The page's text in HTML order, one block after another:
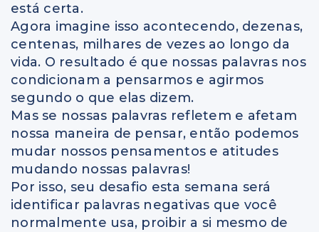
está certa.
Agora imagine isso acontecendo, dezenas,
centenas, milhares de vezes ao longo da
vida. O resultado é que nossas palavras nos
condicionam a pensarmos e agirmos
segundo o que elas dizem.
Mas se nossas palavras refletem e afetam
nossa maneira de pensar, então podemos
mudar nossos pensamentos e atitudes
mudando nossas palavras!
Por isso, seu desafio esta semana será
identificar palavras negativas que você
normalmente usa, proibir a si mesmo de